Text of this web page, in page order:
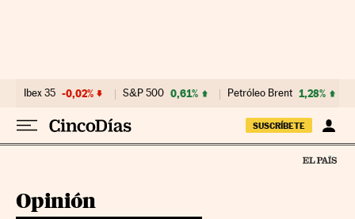
Ibex 35 -0,02% S&P 500 0,61% Petróleo Brent 1,28%
SUSCRÍBETE
Opinión